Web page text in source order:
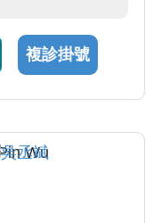
4% 左右，需要
複診掛號